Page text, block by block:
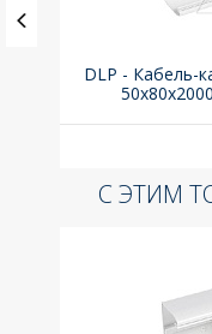
DLP - Кабель-
С ЭТИМ